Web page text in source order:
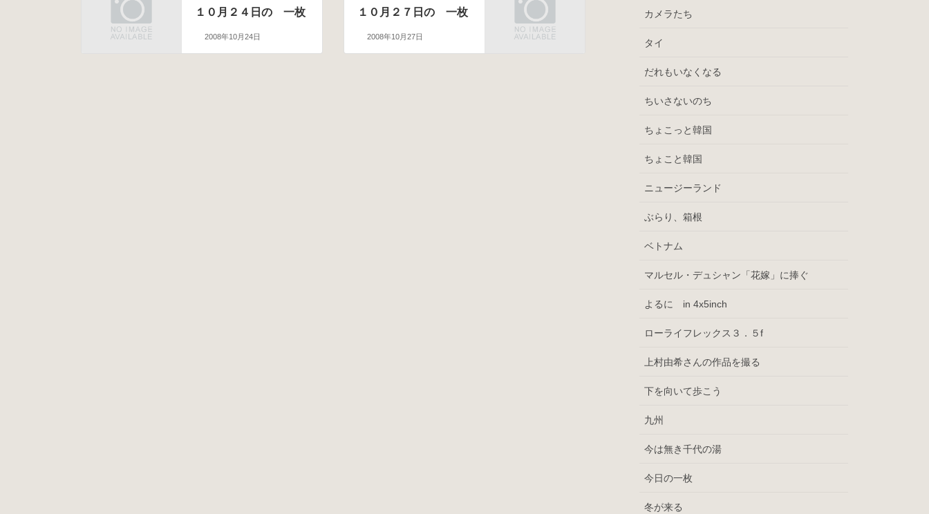
１０月２４日の 一枚
2008年10月24日
１０月２７日の 一枚
2008年10月27日
カメラたち
タイ
だれもいなくなる
ちいさないのち
ちょこっと韓国
ちょこと韓国
ニュージーランド
ぶらり、箱根
ベトナム
マルセル・デュシャン「花嫁」に捧ぐ
よるに in 4x5inch
ローライフレックス３．５f
上村由希さんの作品を撮る
下を向いて歩こう
九州
今は無き千代の湯
今日の一枚
冬が来る